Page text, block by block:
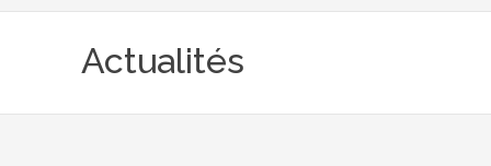
Actualités